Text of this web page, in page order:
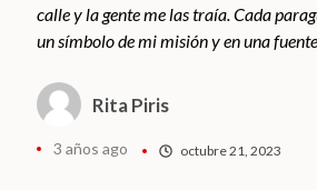
calle y la gente me las traía. Cada
un símbolo de mi misión y en una
Rita Piris
3 años ago octubre 21, 2023